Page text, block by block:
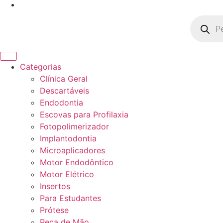
Categorias
Clínica Geral
Descartáveis
Endodontia
Escovas para Profilaxia
Fotopolimerizador
Implantodontia
Microaplicadores
Motor Endodôntico
Motor Elétrico
Insertos
Para Estudantes
Prótese